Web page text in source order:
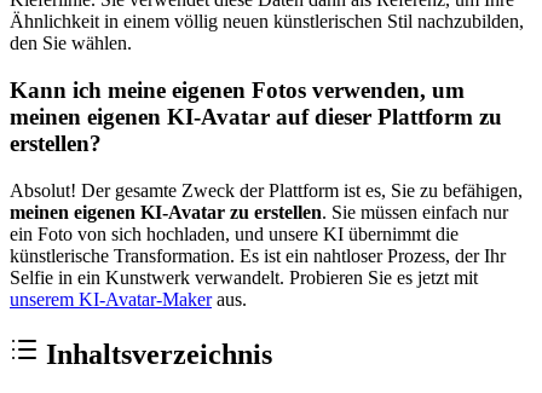
Ähnlichkeit in einem völlig neuen künstlerischen Stil nachzubilden,
den Sie wählen.
Kann ich meine eigenen Fotos verwenden, um
meinen eigenen KI-Avatar auf dieser Plattform zu
erstellen?
Absolut! Der gesamte Zweck der Plattform ist es, Sie zu befähigen,
meinen eigenen KI-Avatar zu erstellen. Sie müssen einfach nur
ein Foto von sich hochladen, und unsere KI übernimmt die
künstlerische Transformation. Es ist ein nahtloser Prozess, der Ihr
Selfie in ein Kunstwerk verwandelt. Probieren Sie es jetzt mit
unserem KI-Avatar-Makeraus.
Inhaltsverzeichnis